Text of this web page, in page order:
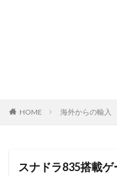
HOME 海外からの輸入
スナドラ835搭載